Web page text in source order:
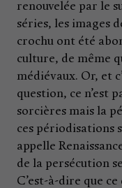
renouvelée par le
séries, les images
crochu ont été
culture, de même
médiévaux. Or, et
question, ce n’est
sorcières mais la
ces périodisations
appelle
de la persécution
C’est-à-dire que